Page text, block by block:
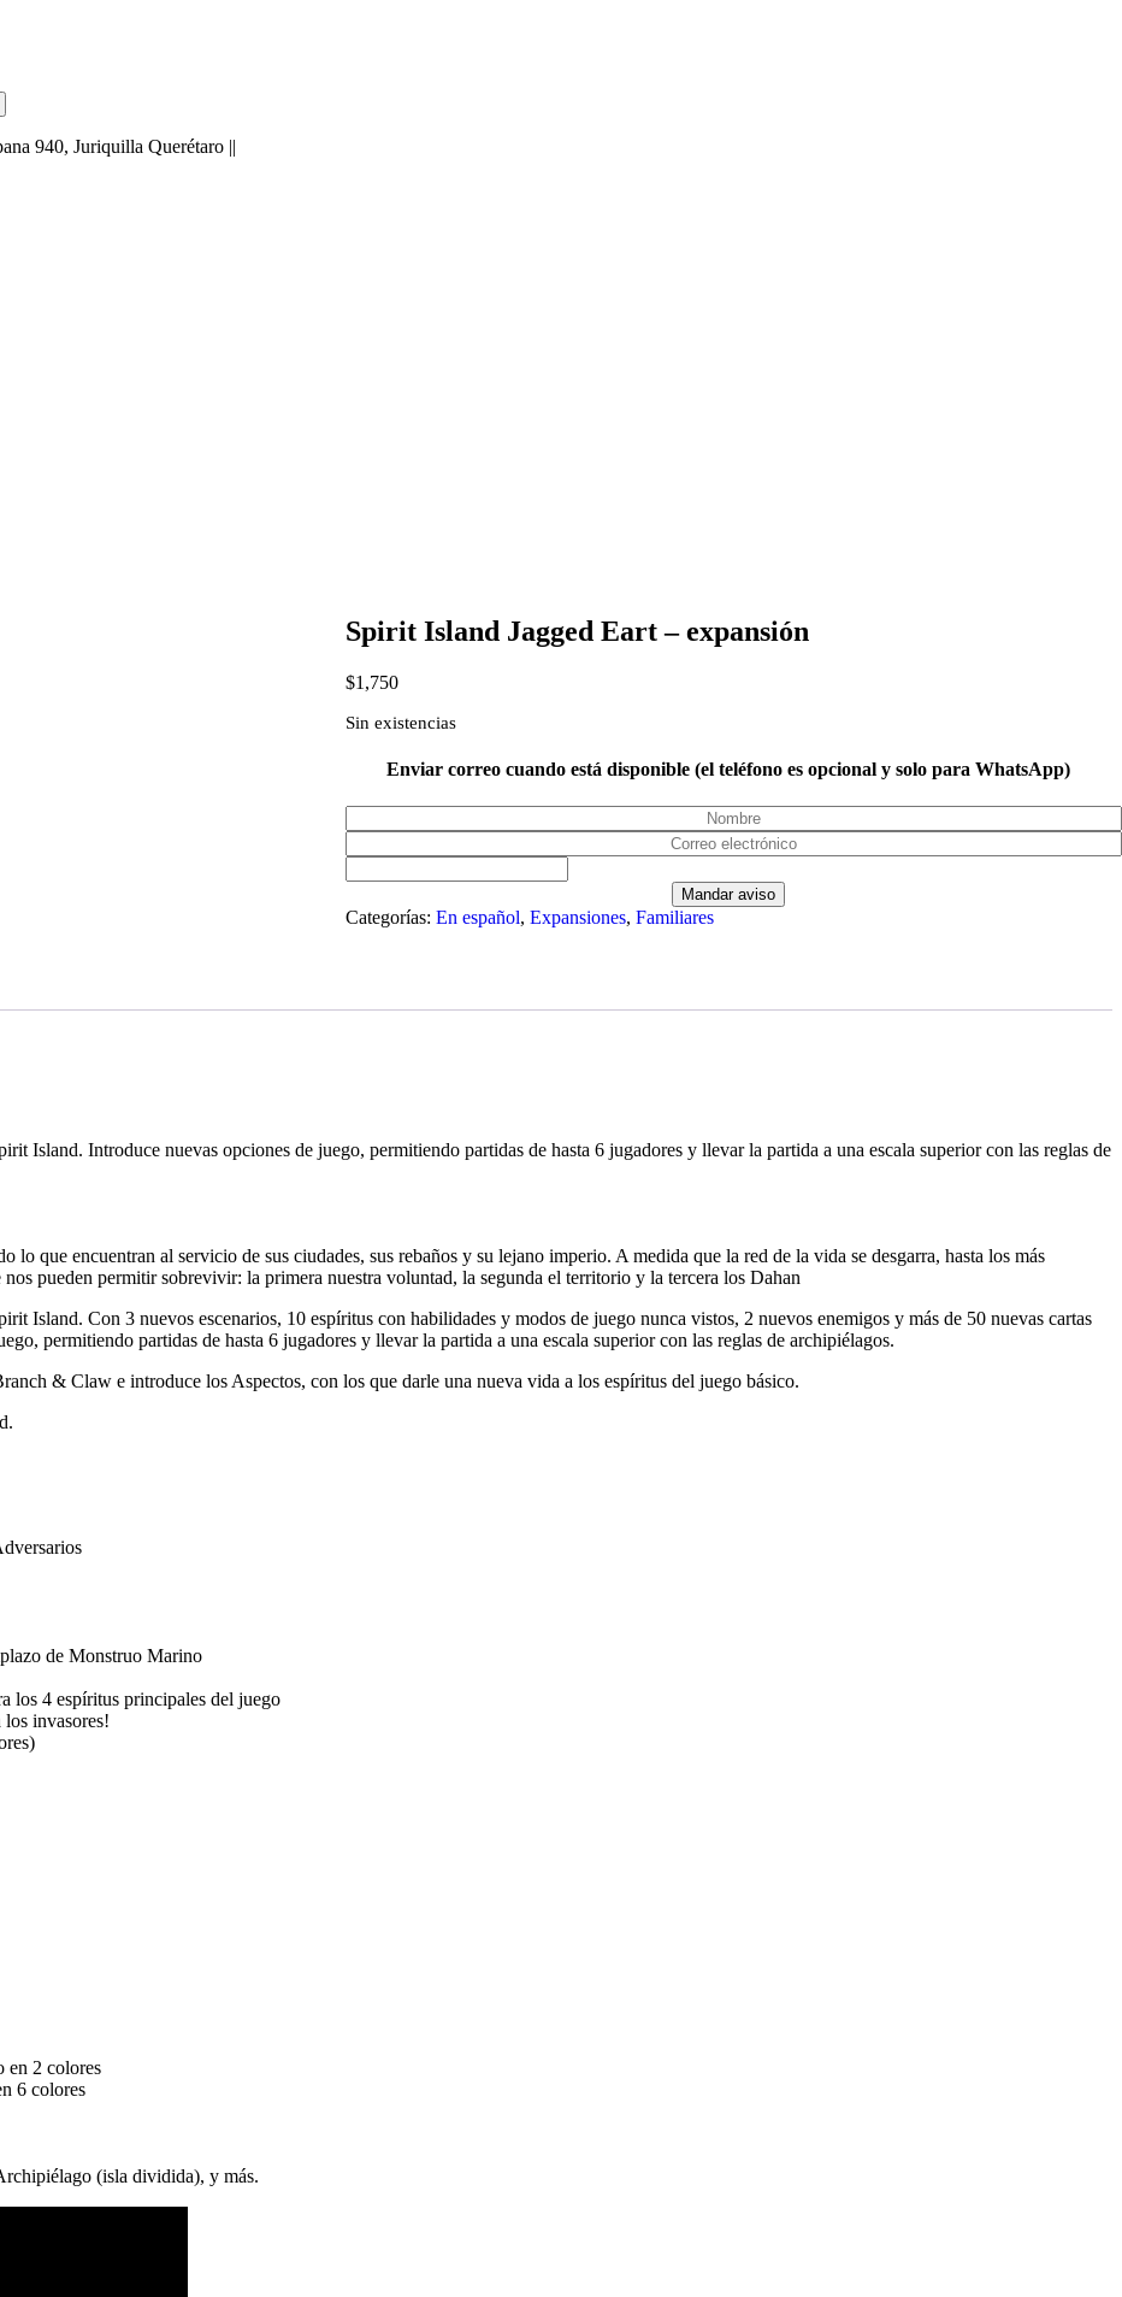
940, Juriquilla Querétaro ||
Spirit Island Jagged Eart – expansión
$1,750
Sin existencias
Enviar correo cuando está disponible (el teléfono es opcional y solo para WhatsApp)
Categorías: En español, Expansiones, Familiares
Island. Introduce nuevas opciones de juego, permitiendo partidas de hasta 6 jugadores y llevar la partida a una escala superior con las reglas de
lo que encuentran al servicio de sus ciudades, sus rebaños y su lejano imperio. A medida que la red de la vida se desgarra, hasta los más
pueden permitir sobrevivir: la primera nuestra voluntad, la segunda el territorio y la tercera los Dahan
Island. Con 3 nuevos escenarios, 10 espíritus con habilidades y modos de juego nunca vistos, 2 nuevos enemigos y más de 50 nuevas cartas
permitiendo partidas de hasta 6 jugadores y llevar la partida a una escala superior con las reglas de archipiélagos.
& Claw e introduce los Aspectos, con los que darle una nueva vida a los espíritus del juego básico.
de Monstruo Marino
los 4 espíritus principales del juego
invasores!
en 2 colores
6 colores
(isla dividida), y más.